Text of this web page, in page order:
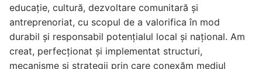
educație, cultură, dezvoltare comunitară și
antreprenoriat, cu scopul de a valorifica în mod
durabil și responsabil potențialul local și național. Am
creat, perfecționat și implementat structuri,
mecanisme și strategii prin care conexăm mediul